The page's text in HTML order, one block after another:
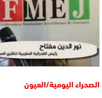
الصحراء اليومية/العيون